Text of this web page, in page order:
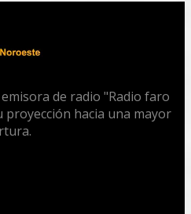
de radio "Radio faro
hacia una mayor